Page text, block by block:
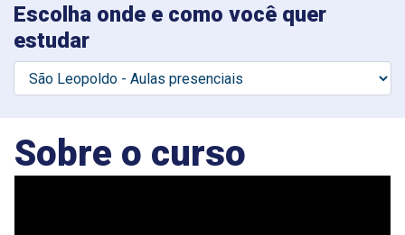
Escolha onde e como você quer
estudar
Sobre o curso